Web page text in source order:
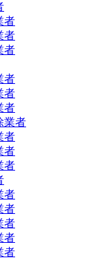
者
者
者
者
者
者
業者
者
者
者
者
者
者
者
者